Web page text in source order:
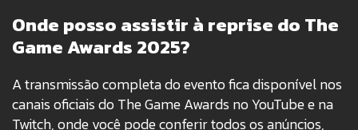
Onde posso assistir à reprise do The
Game Awards 2025?
A transmissão completa do evento fica disponível nos
canais oficiais do The Game Awards no YouTube e na
Twitch, onde você pode conferir todos os anúncios,